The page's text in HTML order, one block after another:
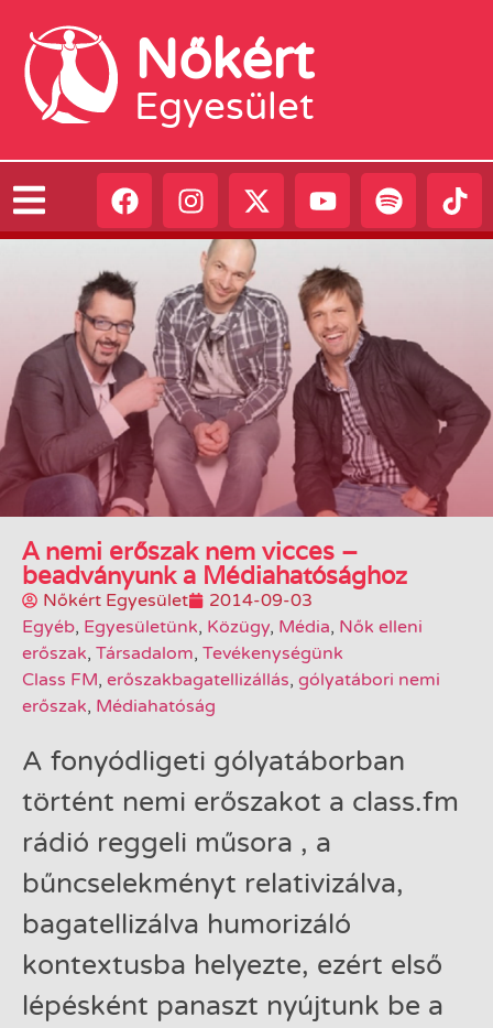
Nőkért
Egyesület
A nemi erőszak nem vicces –
beadványunk a Médiahatósághoz
Nőkért Egyesület
2014-09-03
Egyéb, Egyesületünk, Közügy, Média, Nők elleni
erőszak, Társadalom, Tevékenységünk
Class FM, erőszakbagatellizállás, gólyatábori nemi
erőszak, Médiahatóság
A fonyódligeti gólyatáborban
történt nemi erőszakot a class.fm
rádió reggeli műsora , a
bűncselekményt relativizálva,
bagatellizálva humorizáló
kontextusba helyezte, ezért első
lépésként panaszt nyújtunk be a